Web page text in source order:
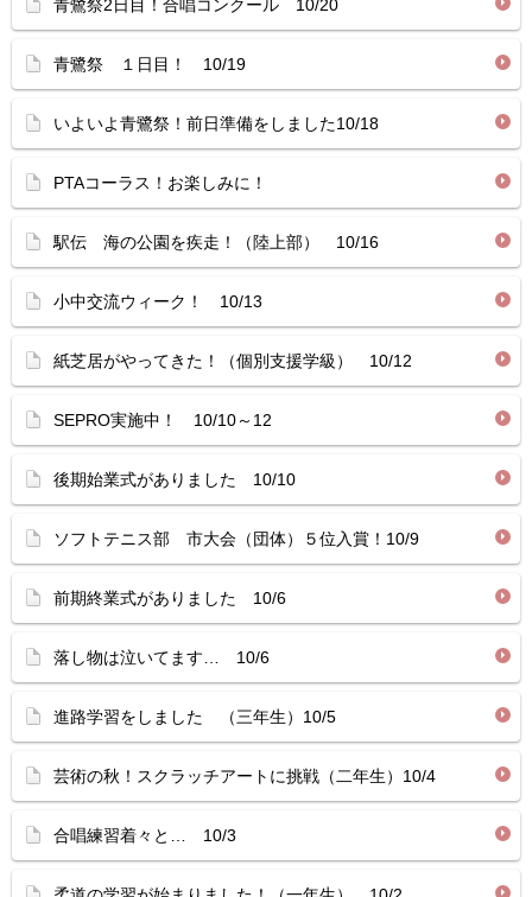
青鷺祭2日目！合唱コンクール 10/20
青鷺祭 １日目！ 10/19
いよいよ青鷺祭！前日準備をしました10/18
PTAコーラス！お楽しみに！
駅伝 海の公園を疾走！（陸上部） 10/16
小中交流ウィーク！ 10/13
紙芝居がやってきた！（個別支援学級） 10/12
SEPRO実施中！ 10/10～12
後期始業式がありました 10/10
ソフトテニス部 市大会（団体）５位入賞！10/9
前期終業式がありました 10/6
落し物は泣いてます… 10/6
進路学習をしました （三年生）10/5
芸術の秋！スクラッチアートに挑戦（二年生）10/4
合唱練習着々と… 10/3